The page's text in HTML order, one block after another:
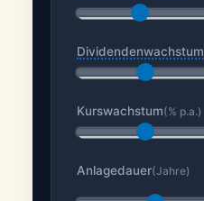
Dividendenwachstum
Kurswachstum(% p.a.)
Anlagedauer(Jahre)